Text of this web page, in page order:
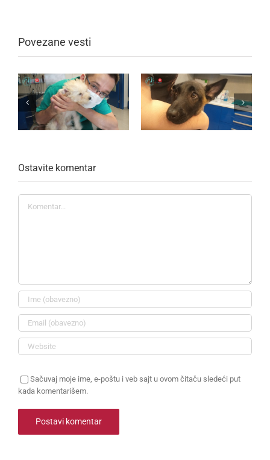
Povezane vesti
Ostavite komentar
Komentar
Sačuvaj moje ime, e-poštu i veb sajt u ovom čitaču sledeći put
kada komentarišem.